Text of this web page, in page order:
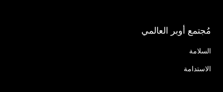
مُجتمع أوبر العالمي
السلامة
الاستدامة